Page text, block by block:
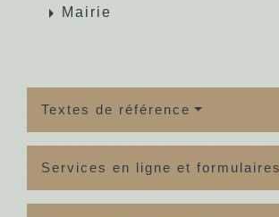
arrow_right Mairie
Textes de référence
Services en ligne et formulaires